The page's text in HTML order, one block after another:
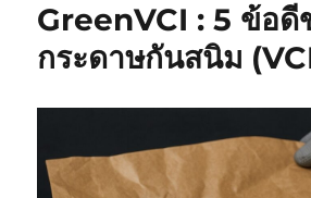
GreenVCI : 5 ข้อดี
กระดาษกันสนิม